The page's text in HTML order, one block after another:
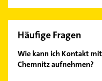
Häufige Fragen
Wie kann ich Kontakt
Chemnitz aufnehmen?